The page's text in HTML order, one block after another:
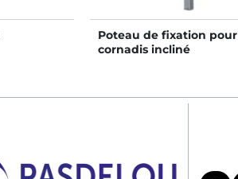
Poteau de fixation pour
cornadis incliné